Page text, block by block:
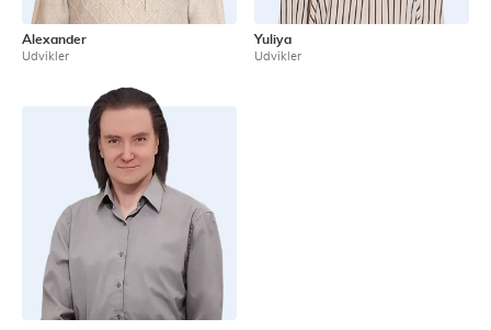
Alexander
Udvikler
Yuliya
Udvikler